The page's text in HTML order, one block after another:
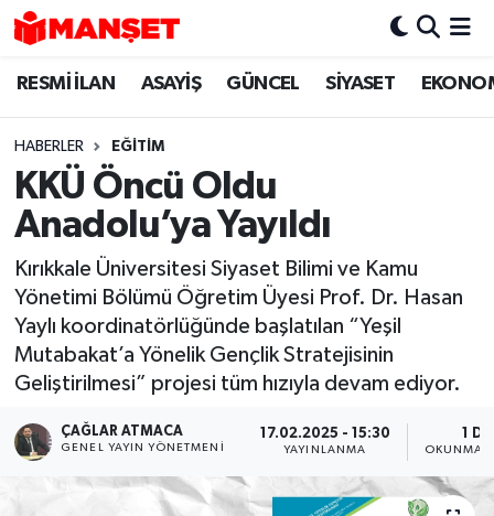
RESMİ İLAN ASAYİŞ GÜNCEL SİYASET
HABERLER EĞİTİM
KKÜ Öncü Oldu
Anadolu’ya Yayıldı
Kırıkkale Üniversitesi Siyaset Bilimi ve Kamu
Yönetimi Bölümü Öğretim Üyesi Prof. Dr. Hasan
Yaylı koordinatörlüğünde başlatılan “Yeşil
Mutabakat’a Yönelik Gençlik Stratejisinin
Geliştirilmesi” projesi tüm hızıyla devam ediyor.
ÇAĞLAR ATMACA
GENEL YAYIN YÖNETMENI
17.02.2025 - 15:30
YAYINLANMA
1 DK
OKUNMA
Hava Durumu
Trafik Durumu
Süper Lig Puan Durumu ve Fikstür
Tüm Manşetler
Son Dakika Haberleri
Haber Arşivi